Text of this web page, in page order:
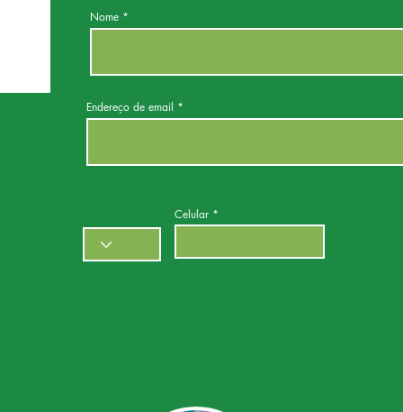
Nome
Endereço de email
Celular